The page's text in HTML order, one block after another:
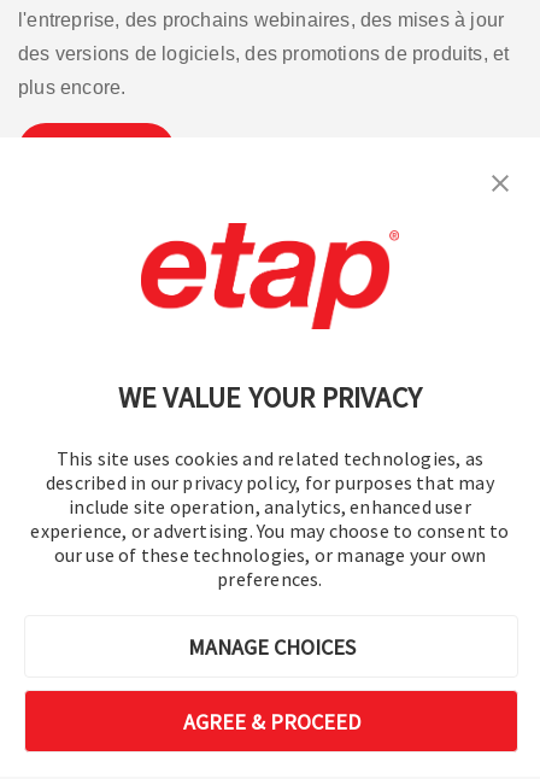
WE VALUE YOUR PRIVACY
This site uses cookies and related technologies, as
described in our privacy policy, for purposes that may
include site operation, analytics, enhanced user
experience, or advertising. You may choose to consent to
our use of these technologies, or manage your own
preferences.
MANAGE CHOICES
AGREE & PROCEED
l'entreprise, des prochains webinaires, des mises à jour
des versions de logiciels, des promotions de produits, et
plus encore.
Contactez-nous. | Conditions d'utilisation
Politique de confidentialité | Plan du site
©2016-2026 Operation Technology, Inc.
Tous droits réservés.